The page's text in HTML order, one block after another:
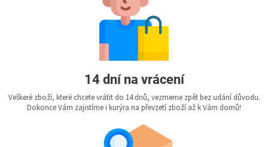
14 dní na vrácení
Veškeré zboží, které chcete vrátit do 14 dnů, vezmeme zpět bez udání důvodu.
Dokonce Vám zajistíme i kurýra na převzetí zboží až k Vám domů!